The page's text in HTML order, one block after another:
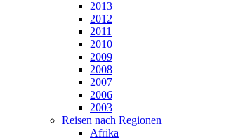
2013
2012
2011
2010
2009
2008
2007
2006
2003
Reisen nach Regionen
Afrika